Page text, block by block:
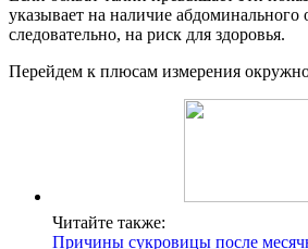
указывает на наличие абдоминального
следовательно, на риск для здоровья.
Перейдем к плюсам измерения
Читайте также:
Причины сукровицы после